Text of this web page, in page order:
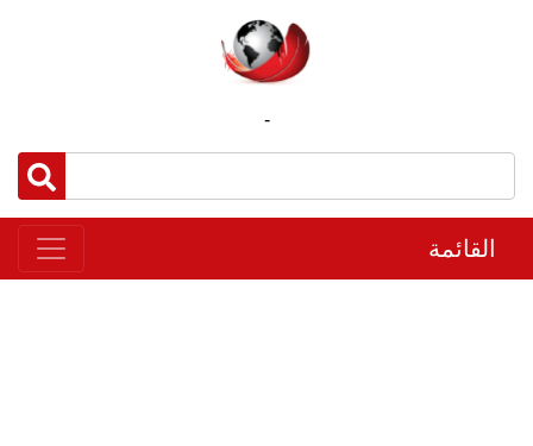
-
القائمة